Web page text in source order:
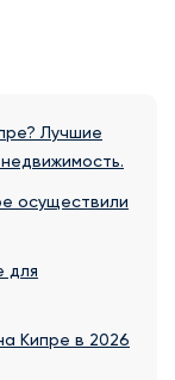
Лучшие
осуществили
для
Кипре в 2026